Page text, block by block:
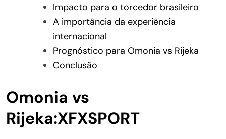
Impacto para o torcedor brasileiro
A importância da experiência
internacional
Prognóstico para Omonia vs Rijeka
Conclusão
Omonia vs
Rijeka:XFXSPORT